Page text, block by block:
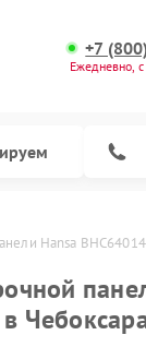
+7
Ежедневно,
Hansa